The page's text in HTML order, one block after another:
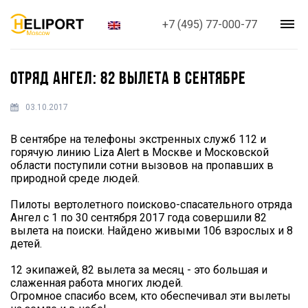
+7 (495) 77-000-77
ОТРЯД АНГЕЛ: 82 ВЫЛЕТА В СЕНТЯБРЕ
03.10.2017
В сентябре на телефоны экстренных служб 112 и
горячую линию Liza Alert в Москве и Московской
области поступили сотни вызовов на пропавших в
природной среде людей.
Пилоты вертолетного поисково-спасательного отряда
Ангел с 1 по 30 сентября 2017 года совершили 82
вылета на поиски. Найдено живыми 106 взрослых и 8
детей.
12 экипажей, 82 вылета за месяц - это большая и
слаженная работа многих людей.
Огромное спасибо всем, кто обеспечивал эти вылеты